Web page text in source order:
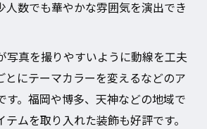
人数でも華やかな雰囲気を演出でき
写真を撮りやすいように動線を工夫
とにテーマカラーを変えるなどのア
す。福岡や博多、天神などの地域で
ムを取り入れた装飾も好評です。